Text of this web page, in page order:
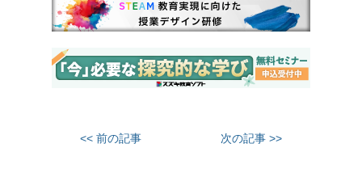
<< 前の記事 次の記事 >>